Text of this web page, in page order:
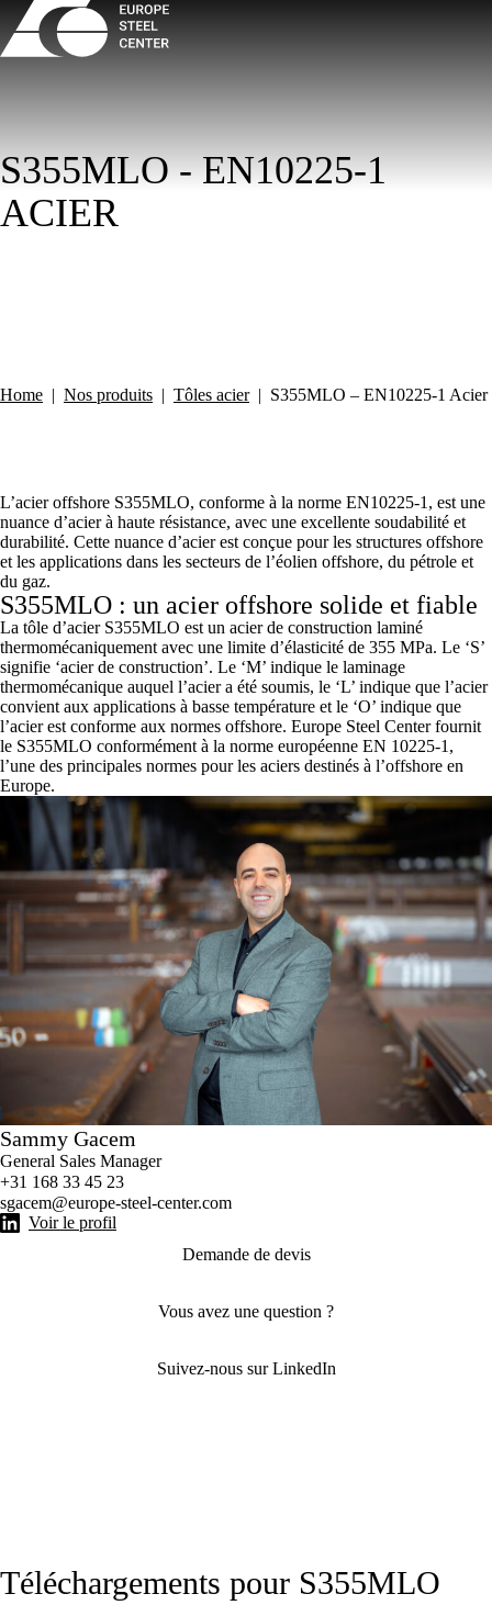
S355MLO - EN10225-1
ACIER
Home | Nos produits | Tôles acier | S355MLO – EN10225-1 Acier
L’acier offshore S355MLO, conforme à la norme EN10225-1, est une
nuance d’acier à haute résistance, avec une excellente soudabilité et
durabilité. Cette nuance d’acier est conçue pour les structures offshore
et les applications dans les secteurs de l’éolien offshore, du pétrole et
du gaz.
S355MLO : un acier offshore solide et fiable
La tôle d’acier S355MLO est un acier de construction laminé
thermomécaniquement avec une limite d’élasticité de 355 MPa. Le ‘S’
signifie ‘acier de construction’. Le ‘M’ indique le laminage
thermomécanique auquel l’acier a été soumis, le ‘L’ indique que l’acier
convient aux applications à basse température et le ‘O’ indique que
l’acier est conforme aux normes offshore. Europe Steel Center fournit
le S355MLO conformément à la norme européenne EN 10225-1,
l’une des principales normes pour les aciers destinés à l’offshore en
Europe.
Sammy Gacem
General Sales Manager
+31 168 33 45 23
sgacem@europe-steel-center.com
Voir le profil
Demande de devis
Vous avez une question ?
Suivez-nous sur LinkedIn
Téléchargements pour S355MLO